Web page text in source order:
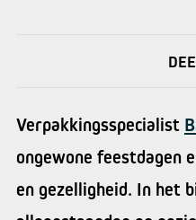
Verpakkingsspecialist
ongewone feestdagen
en gezelligheid. In het